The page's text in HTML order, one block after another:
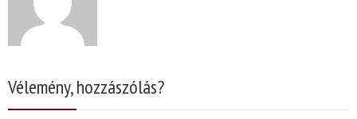
Vélemény, hozzászólás?